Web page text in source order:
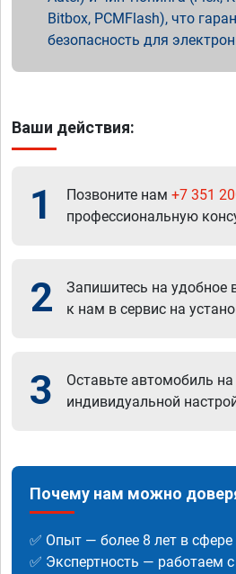
Bitbox, PCMFlash), что
безопасность для
Ваши действия:
1 Позвоните нам +7 351
профессиональную
2
Запишитесь на удобное
к нам в сервис на
3
Оставьте автомобиль
индивидуальной
Почему нам можно
✅ Опыт — более 8 лет в
✅ Экспертность — работаем